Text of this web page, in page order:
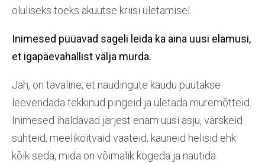
oluliseks toeks akuutse kriisi ületamisel.
Inimesed püüavad sageli leida ka aina uusi elamusi,
et igapäevahallist välja murda.
Jah, on tavaline, et naudingute kaudu püütakse
leevendada tekkinud pingeid ja ületada muremõtteid.
Inimesed ihaldavad järjest enam uusi asju, värskeid
suhteid, meeliköitvaid vaateid, kauneid helisid ehk
kõik seda, mida on võimalik kogeda ja nautida.